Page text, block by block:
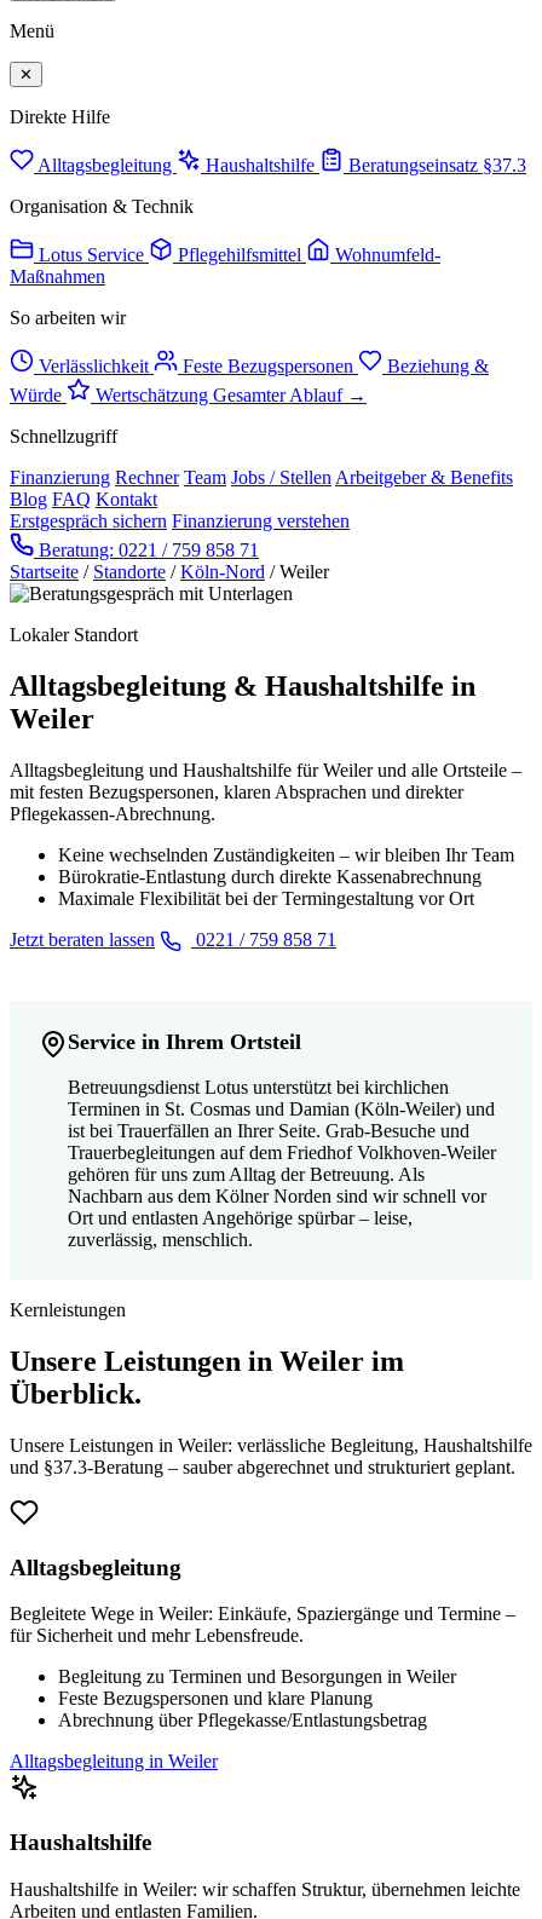
Menü
✕
Direkte Hilfe
Alltagsbegleitung Haushaltshilfe
Beratungseinsatz §37.3
Organisation & Technik
Lotus Service Pflegehilfsmittel
Wohnumfeld-
Maßnahmen
So arbeiten wir
Verlässlichkeit Feste Bezugspersonen
Beziehung &
Würde
Wertschätzung Gesamter Ablauf →
Schnellzugriff
Finanzierung Rechner Team Jobs / Stellen Arbeitgeber & Benefits
Blog FAQ Kontakt
Erstgespräch sichern Finanzierung verstehen
Beratung: 0221 / 759 858 71
Startseite / Standorte /Köln-Nord /Weiler
Lokaler Standort
Alltagsbegleitung & Haushaltshilfe in
Weiler
Alltagsbegleitung und Haushaltshilfe für Weiler und alle Ortsteile –
mit festen Bezugspersonen, klaren Absprachen und direkter
Pflegekassen-Abrechnung.
Keine wechselnden Zuständigkeiten – wir bleiben Ihr Team
Bürokratie-Entlastung durch direkte Kassenabrechnung
Maximale Flexibilität bei der Termingestaltung vor Ort
Jetzt beraten lassen
0221 / 759 858 71
Service in Ihrem Ortsteil
Betreuungsdienst Lotus unterstützt bei kirchlichen
Terminen in St. Cosmas und Damian (Köln-Weiler) und
ist bei Trauerfällen an Ihrer Seite. Grab-Besuche und
Trauerbegleitungen auf dem Friedhof Volkhoven-Weiler
gehören für uns zum Alltag der Betreuung. Als
Nachbarn aus dem Kölner Norden sind wir schnell vor
Ort und entlasten Angehörige spürbar – leise,
zuverlässig, menschlich.
Kernleistungen
Unsere Leistungen in Weiler im
Überblick.
Unsere Leistungen in Weiler: verlässliche Begleitung, Haushaltshilfe
und §37.3-Beratung – sauber abgerechnet und strukturiert geplant.
Alltagsbegleitung
Begleitete Wege in Weiler: Einkäufe, Spaziergänge und Termine –
für Sicherheit und mehr Lebensfreude.
Begleitung zu Terminen und Besorgungen in Weiler
Feste Bezugspersonen und klare Planung
Abrechnung über Pflegekasse/Entlastungsbetrag
Alltagsbegleitung in Weiler
Haushaltshilfe
Haushaltshilfe in Weiler: wir schaffen Struktur, übernehmen leichte
Arbeiten und entlasten Familien.